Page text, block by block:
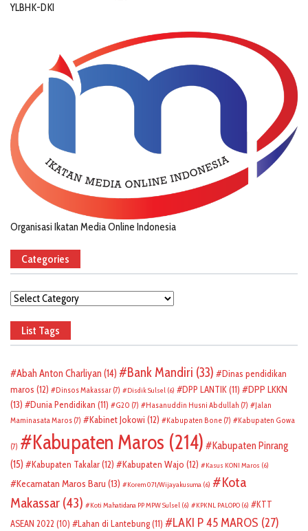
YLBHK-DKI
Organisasi Ikatan Media Online Indonesia
Categories
Categories
List Tags
Abah Anton Charliyan (14) Bank Mandiri (33)
Dinas pendidikan
maros (12) Dinsos Makassar (7) Disdik Sulsel (6) DPP LANTIK(11)
DPP LKKN
(13)
Dunia Pendidikan (11) G20 (7) Hasanuddin Husni Abdullah (7)
Jalan
Maminasata Maros (7) Kabinet Jokowi (12) Kabupaten Bone (7) Kabupaten Gowa
(7) Kabupaten Maros (214)
Kabupaten Pinrang
(15)
Kabupaten Takalar(12) Kabupaten Wajo (12) Kasus KONI Maros (6)
Kecamatan Maros Baru (13) Korem 071/Wijayakusuma (6)
Kota
Makassar (43) Koti Mahatidana PP MPW Sulsel (6) KPKNL PALOPO (6)
KTT
ASEAN 2022 (10) Lahan di Lantebung(11) LAKI P 45 MAROS (27)